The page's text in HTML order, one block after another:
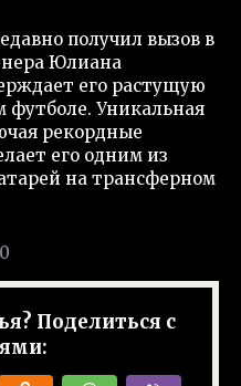
получил вызов в
Юлиана
его растущую
футболе. Уникальная
рекордные
его одним из
на трансферном
Поделиться с